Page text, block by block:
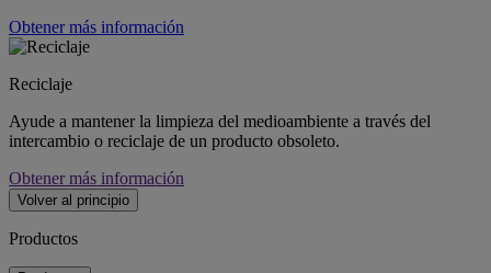
Obtener más información
Reciclaje
Ayude a mantener la limpieza del medioambiente a través del
intercambio o reciclaje de un producto obsoleto.
Obtener más información
Volver al principio
Productos